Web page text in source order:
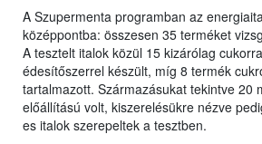
A Szupermenta programban az
középpontba: összesen 35 terméket
A tesztelt italok közül 15 kizárólag
édesítőszerrel készült, míg 8 termék
tartalmazott. Származásukat tekintve 20
előállítású volt, kiszerelésükre nézve
es italok szerepeltek a tesztben.